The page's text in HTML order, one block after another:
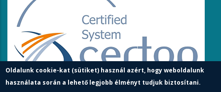
Oldalunk cookie-kat (sütiket) használ azért, hogy weboldalunk
használata során a lehető legjobb élményt tudjuk biztosítani.